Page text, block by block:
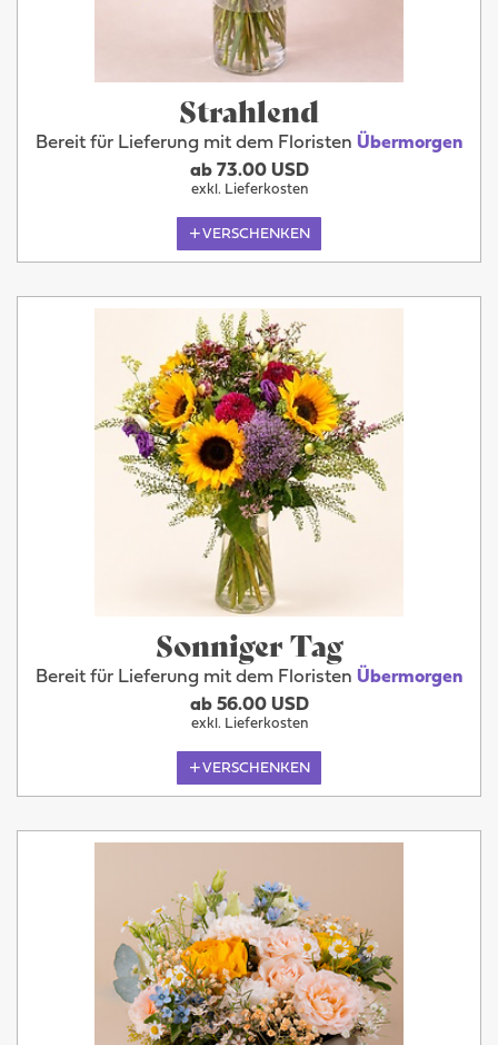
Strahlend
Bereit für Lieferung mit dem Floristen Übermorgen
ab 73.00 USD
exkl. Lieferkosten
VERSCHENKEN
Sonniger Tag
Bereit für Lieferung mit dem Floristen Übermorgen
ab 56.00 USD
exkl. Lieferkosten
VERSCHENKEN